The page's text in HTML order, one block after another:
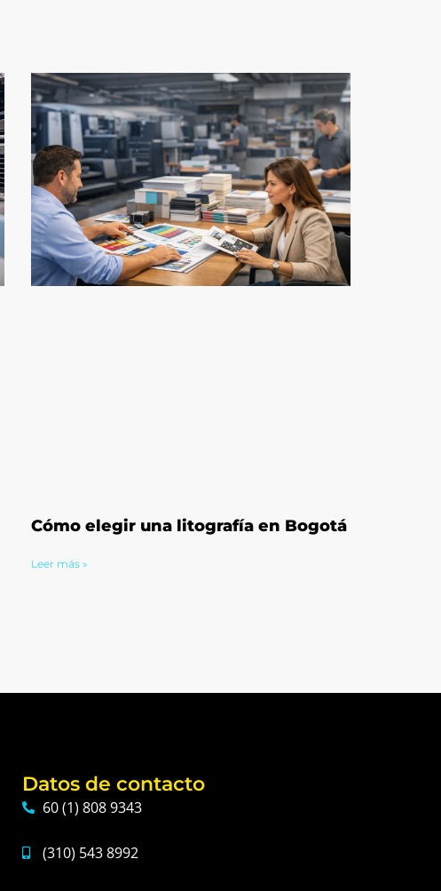
Cómo elegir una litografía en Bogotá
Leer más »
Datos de contacto
60 (1) 808 9343
(310) 543 8992